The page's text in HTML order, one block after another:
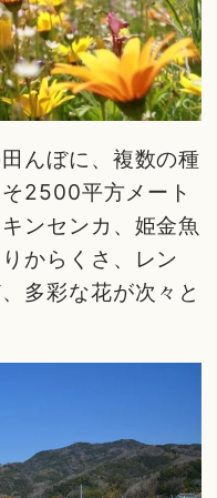
んぼに、複数の種
2500平方メート
ンセンカ、姫金魚
からくさ、レン
多彩な花が次々と